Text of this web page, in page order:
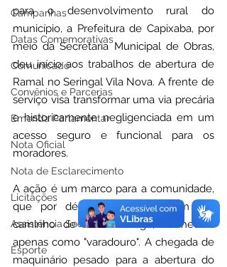
Campanhas
Datas Comemorativas
Comunicado
Convênios e Parcerias
Emenda Parlamentar
Nota Oficial
Nota de Esclarecimento
Licitações
Assistência Social
Esporte
para o desenvolvimento rural do
município, a Prefeitura de Capixaba, por
meio da Secretaria Municipal de Obras,
deu início aos trabalhos de abertura de
Ramal no Seringal Vila Nova. A frente de
serviço visa transformar uma via precária
e historicamente negligenciada em um
acesso seguro e funcional para os
moradores.
A ação é um marco para a comunidade,
que por décadas conviveu com um
caminho de difícil tráfego, conhecido
apenas como "varadouro". A chegada de
maquinário pesado para a abertura do